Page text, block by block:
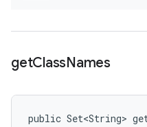
getClassNames
public Set<String>